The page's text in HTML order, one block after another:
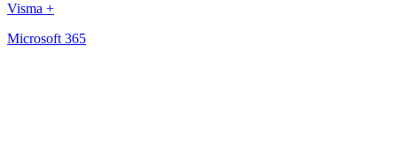
Visma +
Microsoft 365